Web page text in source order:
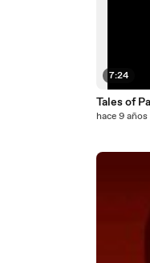
7:24
Tales of
hace 9 años